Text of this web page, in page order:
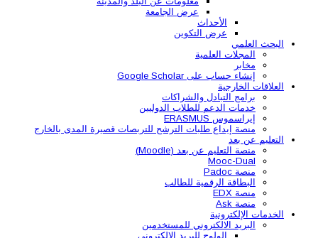
عرض الجامعة
الأحداث
عرض التكوين
البحث العلمي
المجلات العلمية
مخابر
إنشاء حساب على Google Scholar
العلاقات الخارجية
برامج التبادل والشراكات
خدمات الدعم للطلاب الدوليين
إيراسموس ERASMUS
منصة إيداع طلبات الترشح للتربصات قصيرة المدى بالخارج
التعليم عن بعد
منصة التعليم عن بعد (Moodle)
Mooc-Dual
منصة Padoc
البطاقة الرقمية للطالب
منصة EDX
منصة Ask
الخدمات الإلكترونية
البريد الالكتروني للمستخدمين
الولوج للبريد الالكتروني